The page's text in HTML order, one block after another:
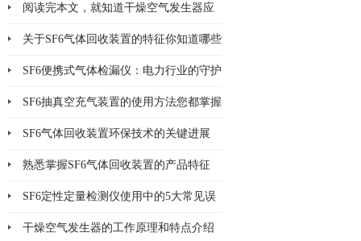
供更多一层可靠保护
阅读完本文，就知道干燥空气发生器应
该注意哪几点小问题
关于SF6气体回收装置的特征你知道哪些
SF6便携式气体检漏仪：电力行业的守护
神
SF6抽真空充气装置的使用方法您都掌握
了吗
SF6气体回收装置环保技术的关键进展
熟悉掌握SF6气体回收装置的产品特征
SF6定性定量检测仪使用中的5大常见误
区与校准技巧
干燥空气发生器的工作原理和特点介绍